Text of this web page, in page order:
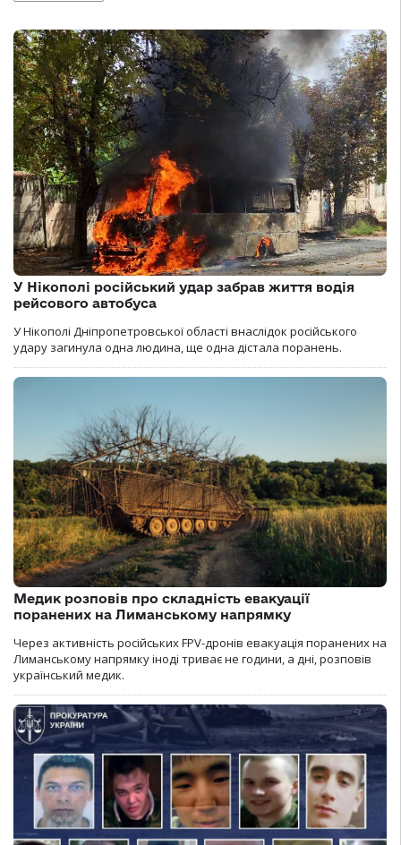
У Нікополі російський удар забрав життя водія
рейсового автобуса
У Нікополі Дніпропетровської області внаслідок російського
удару загинула одна людина, ще одна дістала поранень.
Медик розповів про складність евакуації
поранених на Лиманському напрямку
Через активність російських FPV-дронів евакуація поранених на
Лиманському напрямку іноді триває не години, а дні, розповів
український медик.